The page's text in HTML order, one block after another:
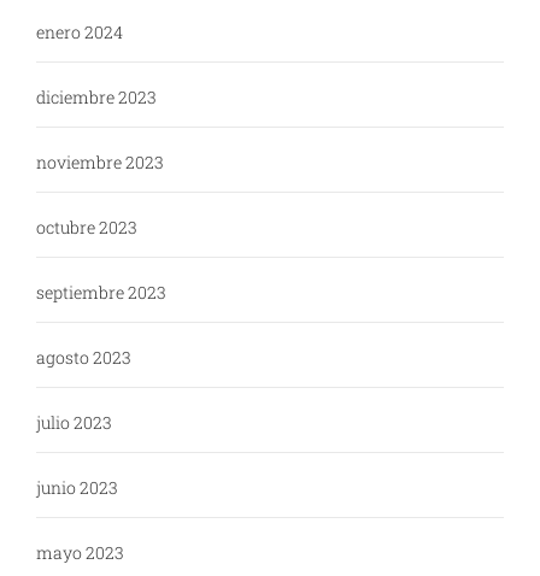
enero 2024
diciembre 2023
noviembre 2023
octubre 2023
septiembre 2023
agosto 2023
julio 2023
junio 2023
mayo 2023